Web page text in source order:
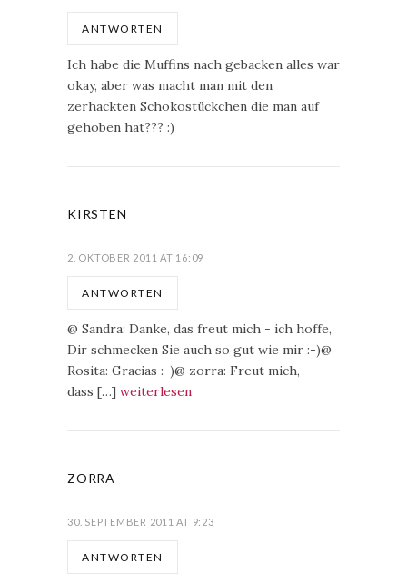
ANTWORTEN
Ich habe die Muffins nach gebacken alles war
okay, aber was macht man mit den
zerhackten Schokostückchen die man auf
gehoben hat??? :)
KIRSTEN
2. OKTOBER 2011 AT 16:09
ANTWORTEN
@ Sandra: Danke, das freut mich - ich hoffe,
Dir schmecken Sie auch so gut wie mir :-)@
Rosita: Gracias :-)@ zorra: Freut mich,
dass […] weiterlesen
ZORRA
30. SEPTEMBER 2011 AT 9:23
ANTWORTEN